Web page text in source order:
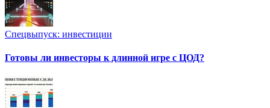
Спецвыпуск: инвестиции
Готовы ли инвесторы к длинной игре с ЦОД?